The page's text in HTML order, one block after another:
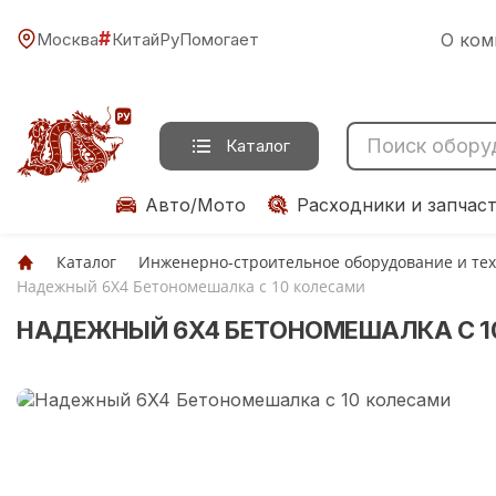
Москва#КитайРуПомогает О
Каталог
Авто/Мото Расходники и
Каталог Инженерно-строительное оборудование и
Надежный 6X4 Бетономешалка с 10 колесами
НАДЕЖНЫЙ 6X4 БЕТОНОМЕШАЛКА С